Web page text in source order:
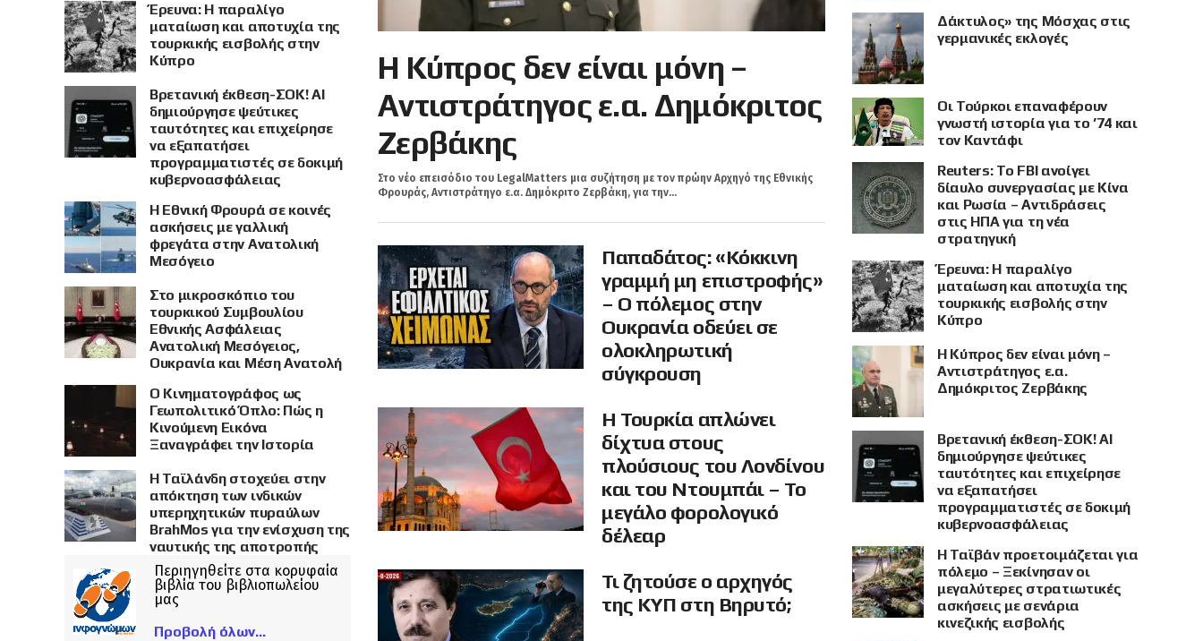
Η Κύπρος δεν είναι μόνη –
Αντιστράτηγος ε.α. Δημόκριτος
Ζερβάκης
Στο νέο επεισόδιο του LegalMatters μια συζήτηση με τον πρώην Αρχηγό της Εθνικής
Φρουράς, Αντιστράτηγο ε.α. Δημόκριτο Ζερβάκη, για την...
Παπαδάτος: «Κόκκινη
γραμμή μη επιστροφής»
– Ο πόλεμος στην
Ουκρανία οδεύει σε
ολοκληρωτική
σύγκρουση
Η Τουρκία απλώνει
δίχτυα στους
πλούσιους του Λονδίνου
και του Ντουμπάι – Το
μεγάλο φορολογικό
δέλεαρ
Τι ζητούσε ο αρχηγός
της ΚΥΠ στη Βηρυτό;
Έρευνα: Η παραλίγο
ματαίωση και αποτυχία της
τουρκικής εισβολής στην
Κύπρο
Βρετανική έκθεση-ΣΟΚ! AI
δημιούργησε ψεύτικες
ταυτότητες και επιχείρησε
να εξαπατήσει
προγραμματιστές σε δοκιμή
κυβερνοασφάλειας
Η Εθνική Φρουρά σε κοινές
ασκήσεις με γαλλική
φρεγάτα στην Ανατολική
Μεσόγειο
Στο μικροσκόπιο του
τουρκικού Συμβουλίου
Εθνικής Ασφάλειας
Ανατολική Μεσόγειος,
Ουκρανία και Μέση Ανατολή
Ο Κινηματογράφος ως
Γεωπολιτικό Όπλο: Πώς η
Κινούμενη Εικόνα
Ξαναγράφει την Ιστορία
Η Ταϊλάνδη στοχεύει στην
απόκτηση των ινδικών
υπερηχητικών πυραύλων
BrahMos για την ενίσχυση της
ναυτικής της αποτροπής
Περιηγηθείτε στα κορυφαία
βιβλία του βιβλιοπωλείου
μας
Προβολή όλων
Δάκτυλος» της Μόσχας στις
γερμανικές εκλογές
Οι Τούρκοι επαναφέρουν
γνωστή ιστορία για το ’74 και
τον Καντάφι
Reuters: Το FBI ανοίγει
δίαυλο συνεργασίας με Κίνα
και Ρωσία – Αντιδράσεις
στις ΗΠΑ για τη νέα
στρατηγική
Έρευνα: Η παραλίγο
ματαίωση και αποτυχία της
τουρκικής εισβολής στην
Κύπρο
Η Κύπρος δεν είναι μόνη –
Αντιστράτηγος ε.α.
Δημόκριτος Ζερβάκης
Βρετανική έκθεση-ΣΟΚ! AI
δημιούργησε ψεύτικες
ταυτότητες και επιχείρησε
να εξαπατήσει
προγραμματιστές σε δοκιμή
κυβερνοασφάλειας
Η Ταϊβάν προετοιμάζεται για
πόλεμο – Ξεκίνησαν οι
μεγαλύτερες στρατιωτικές
ασκήσεις με σενάρια
κινεζικής εισβολής